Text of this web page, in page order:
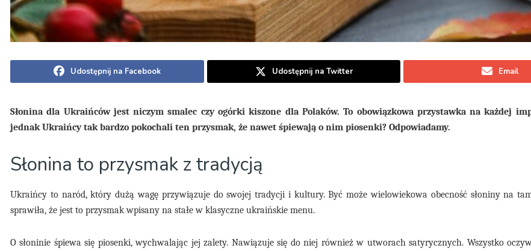
Udostępnij na Facebook Udostępnij na Twitter Email
Słonina dla Ukraińców jest niczym smalec czy ogórki kiszone dla Polaków. To obowiązkowa przystawka na każdej
jednak Ukraińcy tak bardzo pokochali ten przysmak, że nawet śpiewają o nim piosenki? Odpowiadamy.
Słonina to przysmak z tradycją
Ukraińcy to naród, który dużą wagę przywiązuje do swojej tradycji i kultury. Być może wielowiekowa obecność słoniny na
sprawiła, że jest to przysmak wpisany na stałe w klasyczne ukraińskie menu.
O słoninie śpiewa się piosenki, wychwalając jej zalety. Nawiązuje się do niej również w utworach satyrycznych. Wszystko